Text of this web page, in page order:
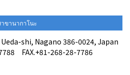
าขานากาโนะ
Ueda-shi, Nagano 386-0024, Japan
FAX.+81-268-28-7786